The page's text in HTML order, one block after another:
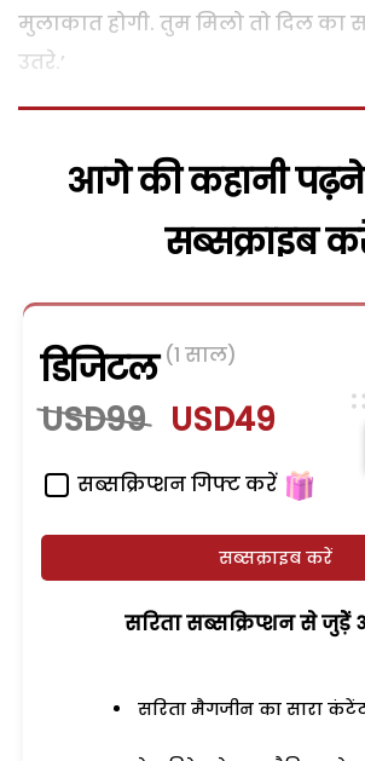
मुलाकात होगी. तुम मिलो तो दिल का
उतरे.’
आगे की कहानी
सब्सक्राइब
डिजिटल (1 साल)
USD99 USD49
सब्सक्रिप्शन गिफ्ट करें
सब्सक्राइब करें
सरिता सब्सक्रिप्शन से जुड़ेें
सरिता मैगजीन का सारा